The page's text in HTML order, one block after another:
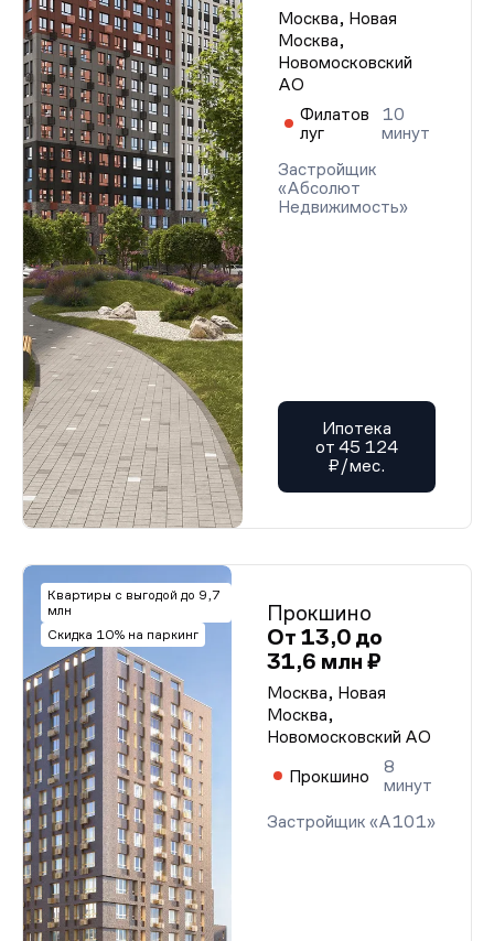
Москва, Новая
Москва,
Новомосковский
АО
Филатов
луг
10
минут
Застройщик
«Абсолют
Недвижимость»
Ипотека
от 45 124
₽/мес.
Квартиры с выгодой до 9,7
млн
Скидка 10% на паркинг
Прокшино
От 13,0 до
31,6 млн ₽
Москва, Новая
Москва,
Новомосковский АО
Прокшино
8
минут
Застройщик «А101»